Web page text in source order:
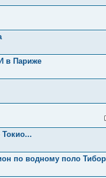
в Париже
по водному поло